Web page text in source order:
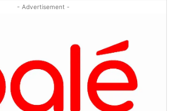
- Advertisement -